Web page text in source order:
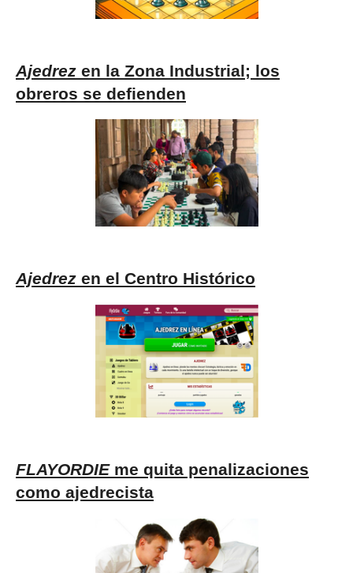
Ajedrez en la Zona Industrial; los
obreros se defienden
Ajedrez en el Centro Histórico
FLAYORDIEme quita penalizaciones
como ajedrecista